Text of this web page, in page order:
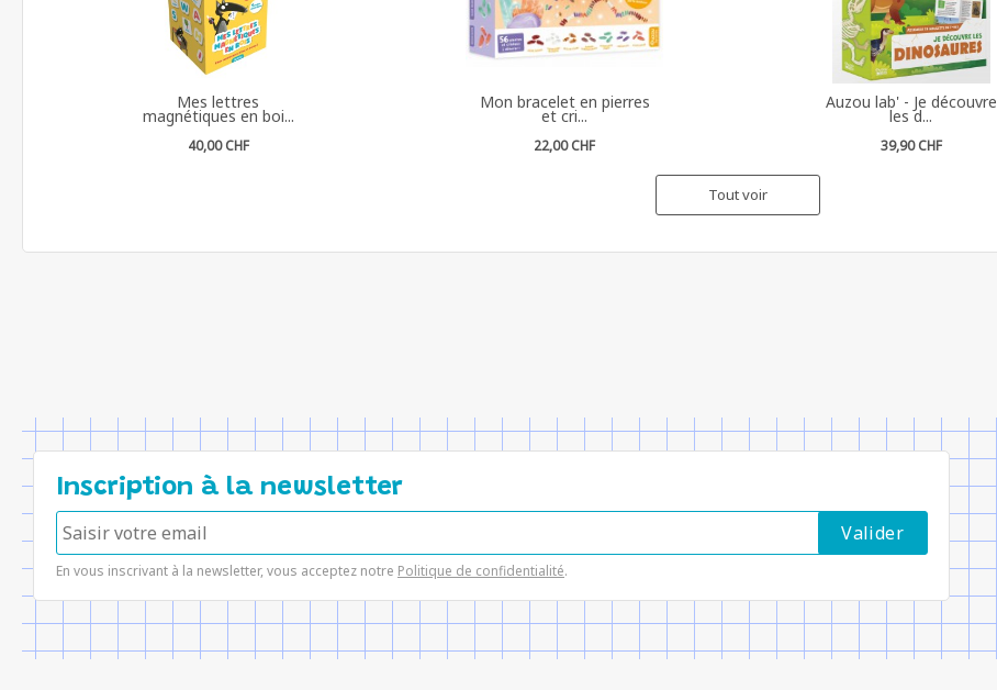
Mes lettres
magnétiques en boi...
40,00 CHF
Mon bracelet en pierres
et cri...
22,00 CHF
Auzou lab' - Je découvre
les d...
39,90 CHF
Tout voir
Inscription à la newsletter
En vous inscrivant à la newsletter, vous acceptez notre Politique de confidentialité.